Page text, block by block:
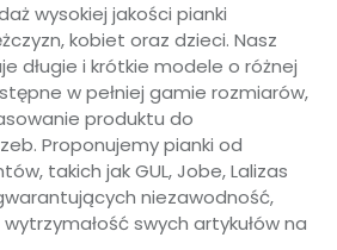
wysokiej jakości pianki
kobiet oraz dzieci. Nasz
długie i krótkie modele o różnej
w pełniej gamie rozmiarów,
produktu do
Proponujemy pianki od
takich jak GUL, Jobe, Lalizas
niezawodność,
swych artykułów na